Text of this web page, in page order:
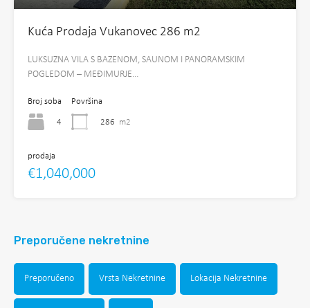
Kuća Prodaja Vukanovec 286 m2
LUKSUZNA VILA S BAZENOM, SAUNOM I PANORAMSKIM
POGLEDOM – MEĐIMURJE…
Broj soba
4
Površina
286 m2
prodaja
€1,040,000
Preporučene nekretnine
Preporučeno Vrsta Nekretnine Lokacija Nekretnine